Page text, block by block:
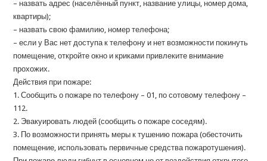
– назвать адрес (населённый пункт, название улицы, номер дома,
квартиры);
– назвать свою фамилию, номер телефона;
– если у Вас нет доступа к телефону и нет возможности покинуть
помещение, откройте окно и криками привлеките внимание
прохожих.
Действия при пожаре:
1. Сообщить о пожаре по телефону – 01, по сотовому телефону –
112.
2. Эвакуировать людей (сообщить о пожаре соседям).
3. По возможности принять меры к тушению пожара (обесточить
помещение, использовать первичные средства пожаротушения).